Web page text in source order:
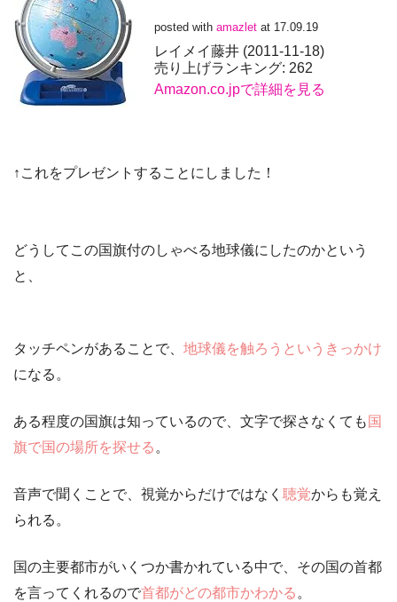
posted with amazlet at 17.09.19
レイメイ藤井 (2011-11-18)
売り上げランキング: 262
Amazon.co.jpで詳細を見る
↑これをプレゼントすることにしました！
どうしてこの国旗付のしゃべる地球儀にしたのかという
と、
タッチペンがあることで、 地球儀を触ろうというきっかけ
になる。
ある程度の国旗は知っているので、文字で探さなくても 国
旗で国の場所を探せる 。
音声で聞くことで、視覚からだけではなく 聴覚からも覚え
られる。
国の主要都市がいくつか書かれている中で、その国の首都
を言ってくれるので首都がどの都市かわかる 。